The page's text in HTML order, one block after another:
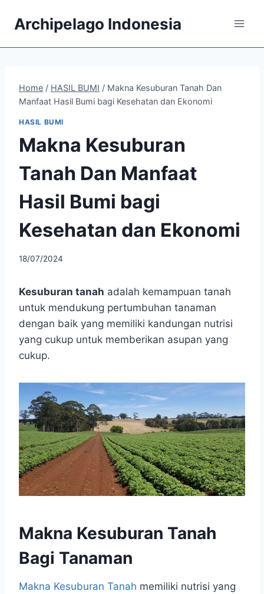
Archipelago Indonesia
Home / HASIL BUMI / Makna Kesuburan Tanah Dan
Manfaat Hasil Bumi bagi Kesehatan dan Ekonomi
HASIL BUMI
Makna Kesuburan
Tanah Dan Manfaat
Hasil Bumi bagi
Kesehatan dan Ekonomi
By
18/07/2024
Kesuburan tanah adalah kemampuan tanah
untuk mendukung pertumbuhan tanaman
dengan baik yang memiliki kandungan nutrisi
yang cukup untuk memberikan asupan yang
cukup.
Makna Kesuburan Tanah
Bagi Tanaman
Makna Kesuburan Tanah memiliki nutrisi yang